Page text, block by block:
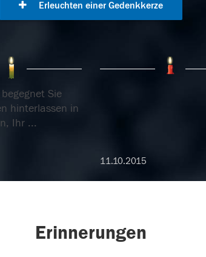
Erleuchten einer Gedenkkerze
Sie
hinterlassen in
Ihr ...
11.10.2015
Erinnerungen